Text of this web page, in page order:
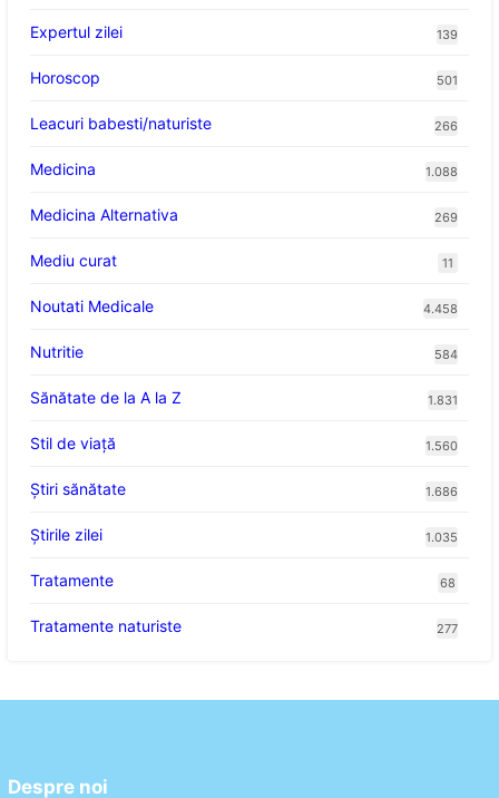
Expertul zilei 139
Horoscop 501
Leacuri babesti/naturiste 266
Medicina 1.088
Medicina Alternativa 269
Mediu curat 11
Noutati Medicale 4.458
Nutritie 584
Sănătate de la A la Z 1.831
Stil de viaţă 1.560
Ştiri sănătate 1.686
Știrile zilei 1.035
Tratamente 68
Tratamente naturiste 277
Despre noi